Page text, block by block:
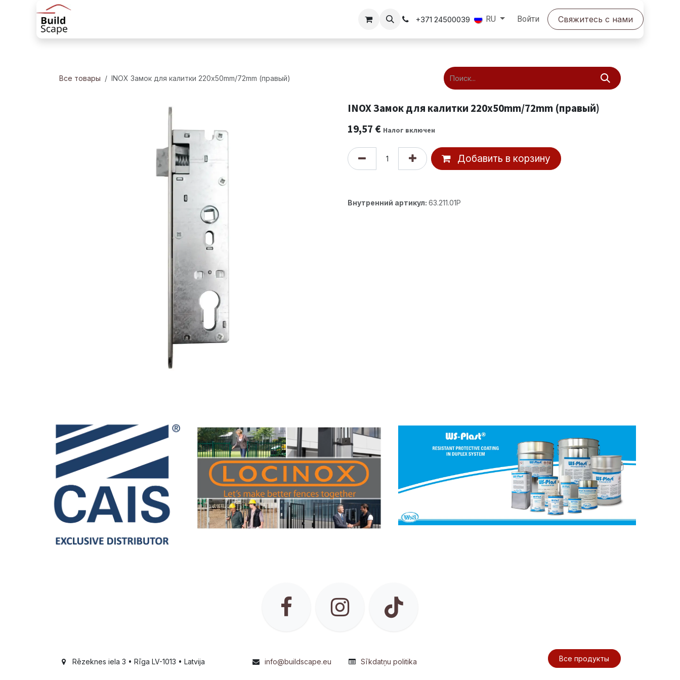
Перейти к содержимому
+371 24500039 RU Войти Свяжитесь с нами
Все товары INOX Замок для калитки 220x50mm/72mm (правый)
INOX Замок для калитки 220x50mm/72mm (правый)
19,57 € Налог включен
Добавить в корзину
Внутренний артикул: 63.211.01P
Rēzeknes iela 3 • Rīga LV-1013 • Latvija info@buildscape.eu Sīkdatņu politika Все продукты